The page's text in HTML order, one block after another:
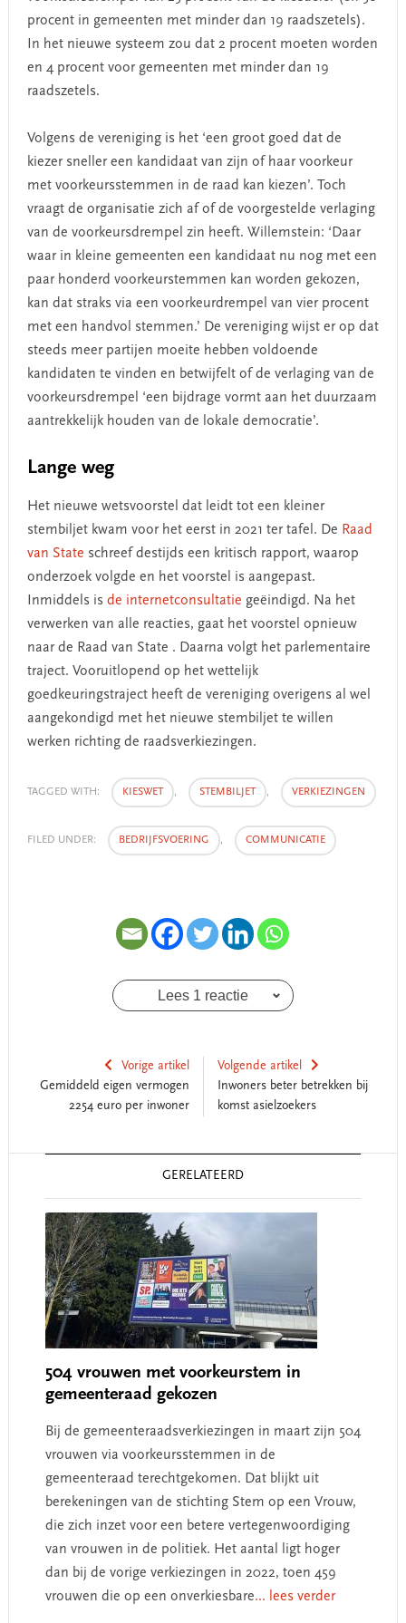
procent in gemeenten met minder dan 19 raadszetels).
In het nieuwe systeem zou dat 2 procent moeten worden
en 4 procent voor gemeenten met minder dan 19
raadszetels.
Volgens de vereniging is het ‘een groot goed dat de
kiezer sneller een kandidaat van zijn of haar voorkeur
met voorkeursstemmen in de raad kan kiezen’. Toch
vraagt de organisatie zich af of de voorgestelde verlaging
van de voorkeursdrempel zin heeft. Willemstein: ‘Daar
waar in kleine gemeenten een kandidaat nu nog met een
paar honderd voorkeurstemmen kan worden gekozen,
kan dat straks via een voorkeurdrempel van vier procent
met een handvol stemmen.’ De vereniging wijst er op dat
steeds meer partijen moeite hebben voldoende
kandidaten te vinden en betwijfelt of de verlaging van de
voorkeursdrempel ‘een bijdrage vormt aan het duurzaam
aantrekkelijk houden van de lokale democratie’.
Lange weg
Het nieuwe wetsvoorstel dat leidt tot een kleiner
stembiljet kwam voor het eerst in 2021 ter tafel. De Raad
van State schreef destijds een kritisch rapport, waarop
onderzoek volgde en het voorstel is aangepast.
Inmiddels is de internetconsultatie geëindigd. Na het
verwerken van alle reacties, gaat het voorstel opnieuw
naar de Raad van State . Daarna volgt het parlementaire
traject. Vooruitlopend op het wettelijk
goedkeuringstraject heeft de vereniging overigens al wel
aangekondigd met het nieuwe stembiljet te willen
werken richting de raadsverkiezingen.
TAGGED WITH: KIESWET , STEMBILJET , VERKIEZINGEN
FILED UNDER: BEDRIJFSVOERING , COMMUNICATIE
Lees 1 reactie
Vorige artikel
Gemiddeld eigen vermogen
2254 euro per inwoner
Volgende artikel
Inwoners beter betrekken bij
komst asielzoekers
GERELATEERD
504 vrouwen met voorkeurstem in
gemeenteraad gekozen
Bij de gemeenteraadsverkiezingen in maart zijn 504
vrouwen via voorkeursstemmen in de
gemeenteraad terechtgekomen. Dat blijkt uit
berekeningen van de stichting Stem op een Vrouw,
die zich inzet voor een betere vertegenwoordiging
van vrouwen in de politiek. Het aantal ligt hoger
dan bij de vorige verkiezingen in 2022, toen 459
vrouwen die op een onverkiesbare... lees verder